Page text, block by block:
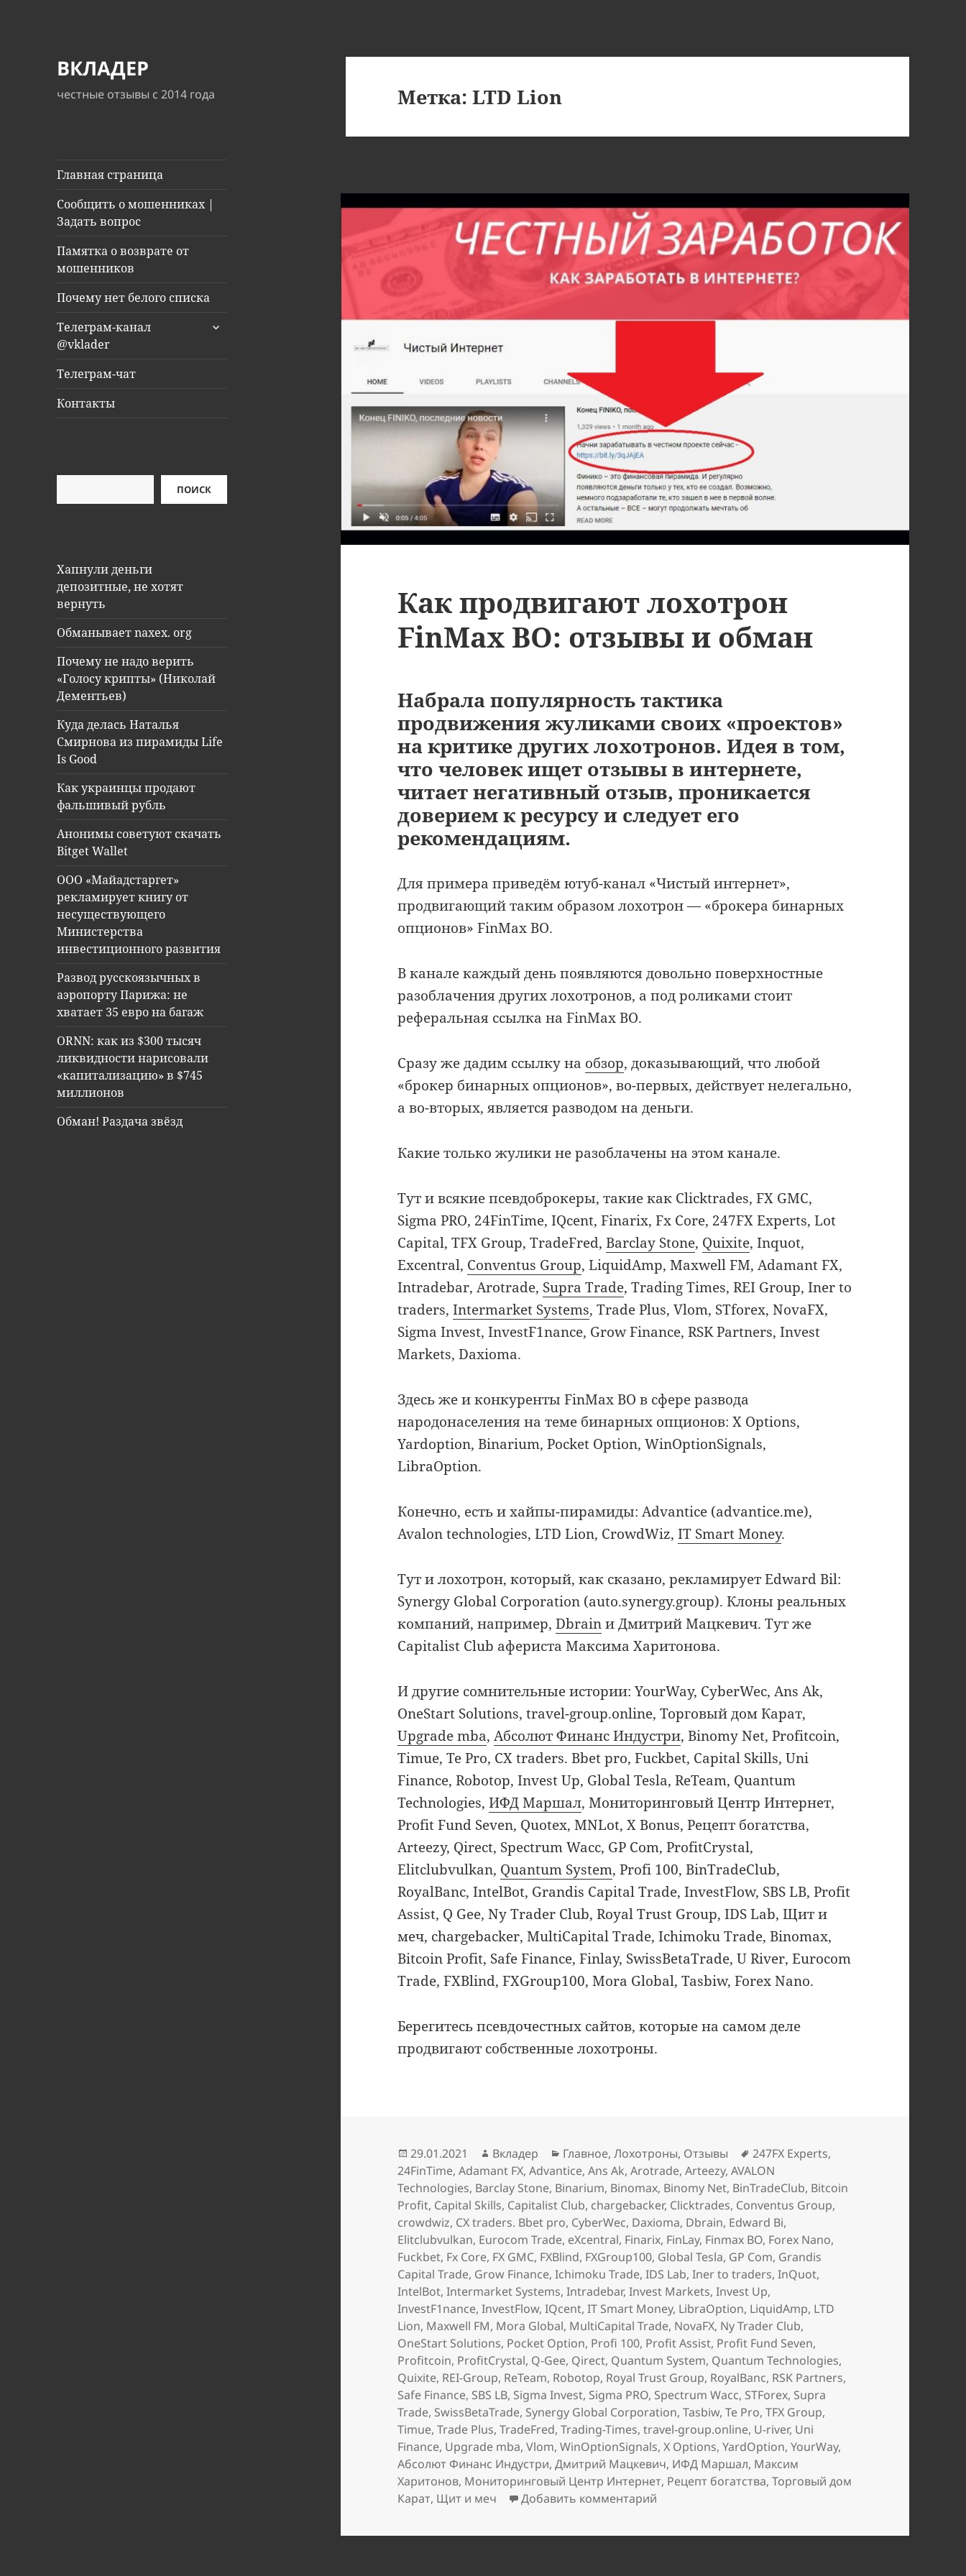
ВКЛАДЕР
честные отзывы с 2014 года
Главная страница
Сообщить о мошенниках |
Задать вопрос
Памятка о возврате от
мошенников
Почему нет белого списка
Телеграм-канал
@vklader
раскрыть
Телеграм-чат
Контакты
ПОИСК
Хапнули деньги
депозитные, не хотят
вернуть
Обманывает naxex. org
Почему не надо верить
«Голосу крипты» (Николай
Дементьев)
Куда делась Наталья
Смирнова из пирамиды Life
Is Good
Как украинцы продают
фальшивый рубль
Анонимы советуют скачать
Bitget Wallet
ООО «Майадстаргет»
рекламирует книгу от
несуществующего
Министерства
инвестиционного развития
Развод русскоязычных в
аэропорту Парижа: не
хватает 35 евро на багаж
ORNN: как из $300 тысяч
ликвидности нарисовали
«капитализацию» в $745
миллионов
Обман! Раздача звёзд
Метка:LTD Lion
Как продвигают лохотрон
FinMax BO: отзывы и обман
Набрала популярность тактика
продвижения жуликами своих «проектов»
на критике других лохотронов. Идея в том,
что человек ищет отзывы в интернете,
читает негативный отзыв, проникается
доверием к ресурсу и следует его
рекомендациям.
Для примера приведём ютуб-канал «Чистый интернет»,
продвигающий таким образом лохотрон — «брокера бинарных
опционов» FinMax BO.
В канале каждый день появляются довольно поверхностные
разоблачения других лохотронов, а под роликами стоит
реферальная ссылка на FinMax BO.
Сразу же дадим ссылку на обзор, доказывающий, что любой
«брокер бинарных опционов», во-первых, действует нелегально,
а во-вторых, является разводом на деньги.
Какие только жулики не разоблачены на этом канале.
Тут и всякие псевдоброкеры, такие как Clicktrades, FX GMC,
Sigma PRO, 24FinTime, IQcent, Finarix, Fx Core, 247FX Experts, Lot
Capital, TFX Group, TradeFred,Barclay Stone, Quixite, Inquot,
Excentral, Conventus Group, LiquidAmp, Maxwell FM, Adamant FX,
Intradebar, Arotrade, Supra Trade, Trading Times, REI Group, Iner to
traders,Intermarket Systems, Trade Plus, Vlom, STforex, NovaFX,
Sigma Invest, InvestF1nance, Grow Finance, RSK Partners, Invest
Markets, Daxioma.
Здесь же и конкуренты FinMax BO в сфере развода
народонаселения на теме бинарных опционов: X Options,
Yardoption, Binarium, Pocket Option, WinOptionSignals,
LibraOption.
Конечно, есть и хайпы-пирамиды: Advantice (advantice.me),
Avalon technologies, LTD Lion, CrowdWiz,IT Smart Money.
Тут и лохотрон, который, как сказано, рекламирует Edward Bil:
Synergy Global Corporation (auto.synergy.group). Клоны реальных
компаний, например,Dbrainи Дмитрий Мацкевич. Тут же
Capitalist Club афериста Максима Харитонова.
И другие сомнительные истории: YourWay, CyberWec, Ans Ak,
OneStart Solutions, travel-group.online, Торговый дом Карат,
Upgrade mba,Абсолют Финанс Индустри, Binomy Net, Profitcoin,
Timue, Te Pro, CX traders. Bbet pro, Fuckbet, Capital Skills, Uni
Finance, Robotop, Invest Up, Global Tesla, ReTeam, Quantum
Technologies,ИФД Маршал, Мониторинговый Центр Интернет,
Profit Fund Seven, Quotex, MNLot, X Bonus, Рецепт богатства,
Arteezy, Qirect, Spectrum Wacc, GP Com, ProfitCrystal,
Elitclubvulkan, Quantum System, Profi 100, BinTradeClub,
RoyalBanc, IntelBot, Grandis Capital Trade, InvestFlow, SBS LB, Profit
Assist, Q Gee, Ny Trader Club, Royal Trust Group, IDS Lab, Щит и
меч, chargebacker, MultiCapital Trade, Ichimoku Trade, Binomax,
Bitcoin Profit, Safe Finance, Finlay, SwissBetaTrade, U River, Eurocom
Trade, FXBlind, FXGroup100, Mora Global, Tasbiw, Forex Nano.
Берегитесь псевдочестных сайтов, которые на самом деле
продвигают собственные лохотроны.
Опубликовано
29.01.2021 Автор
Вкладер Рубрики
Главное,Лохотроны, Отзывы Метки
247FX Experts,
24FinTime,Adamant FX,Advantice,Ans Ak,Arotrade,Arteezy,AVALON
Technologies, Barclay Stone, Binarium, Binomax, Binomy Net, BinTradeClub, Bitcoin
Profit, Capital Skills, Capitalist Club, chargebacker, Clicktrades, Conventus Group,
crowdwiz, CX traders. Bbet pro, CyberWec, Daxioma, Dbrain, Edward Bi,
Elitclubvulkan, Eurocom Trade, eXcentral, Finarix, FinLay, Finmax BO, Forex Nano,
Fuckbet, Fx Core, FX GMC, FXBlind, FXGroup100, Global Tesla, GP Com, Grandis
Capital Trade, Grow Finance,Ichimoku Trade,IDS Lab,Iner to traders,InQuot,
IntelBot,Intermarket Systems,Intradebar,Invest Markets,Invest Up,
InvestF1nance,InvestFlow,IQcent,IT Smart Money, LibraOption, LiquidAmp, LTD
Lion, Maxwell FM, Mora Global, MultiCapital Trade, NovaFX, Ny Trader Club,
OneStart Solutions, Pocket Option, Profi 100, Profit Assist, Profit Fund Seven,
Profitcoin, ProfitCrystal, Q-Gee, Qirect, Quantum System, Quantum Technologies,
Quixite, REI-Group, ReTeam, Robotop, Royal Trust Group, RoyalBanc, RSK Partners,
Safe Finance, SBS LB, Sigma Invest, Sigma PRO, Spectrum Wacc, STForex, Supra
Trade, SwissBetaTrade, Synergy Global Corporation,Tasbiw,Te Pro,TFX Group,
Timue,Trade Plus,TradeFred,Trading-Times,travel-group.online, U-river, Uni
Finance, Upgrade mba,Vlom,WinOptionSignals,X Options,YardOption,YourWay,
Абсолют Финанс Индустри,Дмитрий Мацкевич, ИФД Маршал, Максим
Харитонов, Мониторинговый Центр Интернет, Рецепт богатства,Торговый дом
Карат, Щит и меч Добавить комментарий